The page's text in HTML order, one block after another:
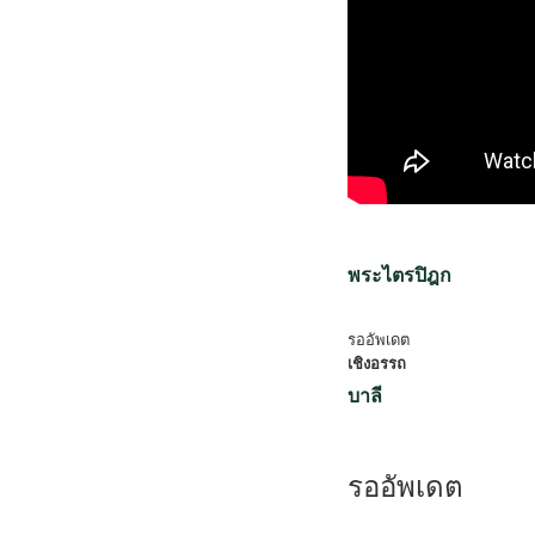
พระไตรปิฎก
รออัพเดต
เชิงอรรถ
บาลี
รออัพเดต